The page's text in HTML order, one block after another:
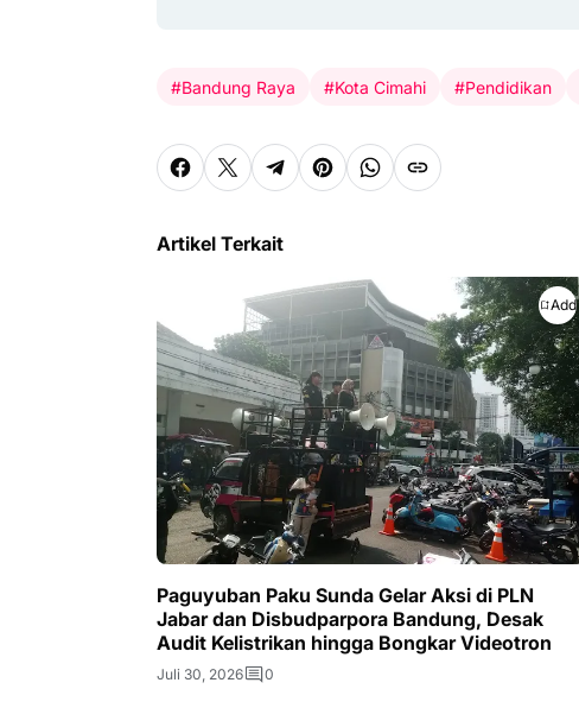
#Bandung Raya #Kota Cimahi #Pendidikan
Artikel Terkait
Add
Paguyuban Paku Sunda Gelar Aksi di PLN
Jabar dan Disbudparpora Bandung, Desak
Audit Kelistrikan hingga Bongkar Videotron
Juli 30, 2026 0